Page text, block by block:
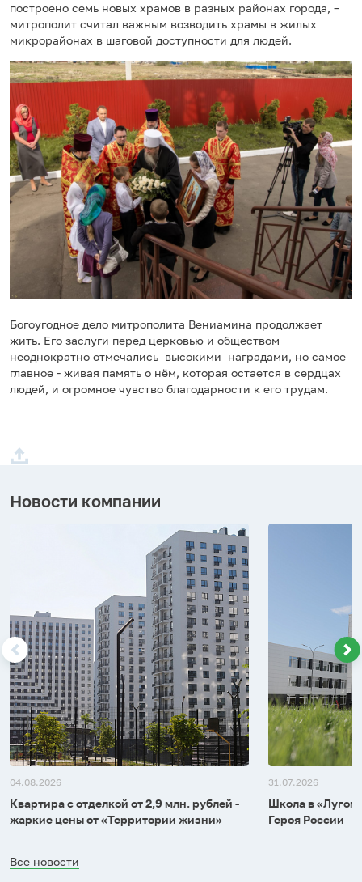
построено семь новых храмов в разных районах города, –
митрополит считал важным возводить храмы в жилых
микрорайонах в шаговой доступности для людей.
Богоугодное дело митрополита Вениамина продолжает
жить. Его заслуги перед церковью и обществом
неоднократно отмечались высокими наградами, но самое
главное - живая память о нём, которая остается в сердцах
людей, и огромное чувство благодарности к его трудам.
Новости компании
04.08.2026
Квартира с отделкой от 2,9 млн. рублей -
жаркие цены от «Территории жизни»
31.07.2026
Школа в
Героя России
Все новости